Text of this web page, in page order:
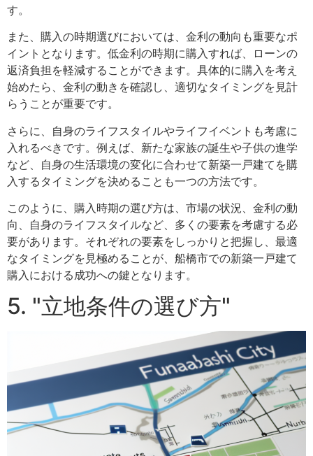
す。
また、購入の時期選びにおいては、金利の動向も重要なポ
イントとなります。低金利の時期に購入すれば、ローンの
返済負担を軽減することができます。具体的に購入を考え
始めたら、金利の動きを確認し、適切なタイミングを見計
らうことが重要です。
さらに、自身のライフスタイルやライフイベントも考慮に
入れるべきです。例えば、新たな家族の誕生や子供の進学
など、自身の生活環境の変化に合わせて新築一戸建てを購
入するタイミングを決めることも一つの方法です。
このように、購入時期の選び方は、市場の状況、金利の動
向、自身のライフスタイルなど、多くの要素を考慮する必
要があります。それぞれの要素をしっかりと把握し、最適
なタイミングを見極めることが、船橋市での新築一戸建て
購入における成功への鍵となります。
5. "立地条件の選び方"